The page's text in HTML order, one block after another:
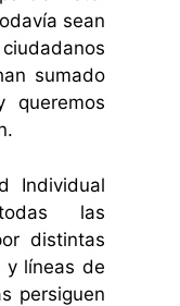
sean
sumado
queremos
Individual
las
distintas
y líneas de
persiguen